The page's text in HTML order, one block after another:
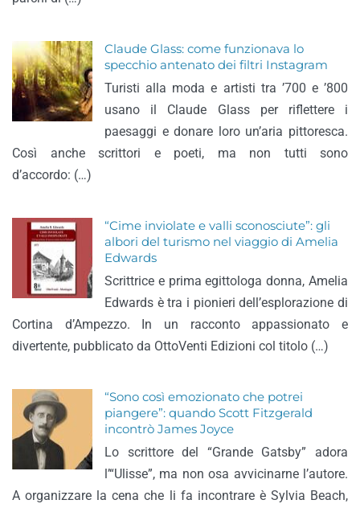
Claude Glass: come funzionava lo
specchio antenato dei filtri Instagram
Turisti alla moda e artisti tra ’700 e ’800
usano il Claude Glass per riflettere i
paesaggi e donare loro un’aria pittoresca.
Così anche scrittori e poeti, ma non tutti sono
d’accordo: (…)
“Cime inviolate e valli sconosciute”: gli
albori del turismo nel viaggio di Amelia
Edwards
Scrittrice e prima egittologa donna, Amelia
Edwards è tra i pionieri dell’esplorazione di
Cortina d’Ampezzo. In un racconto appassionato e
divertente, pubblicato da OttoVenti Edizioni col titolo (…)
“Sono così emozionato che potrei
piangere”: quando Scott Fitzgerald
incontrò James Joyce
Lo scrittore del “Grande Gatsby” adora
l’“Ulisse”, ma non osa avvicinarne l’autore.
A organizzare la cena che li fa incontrare è Sylvia Beach,